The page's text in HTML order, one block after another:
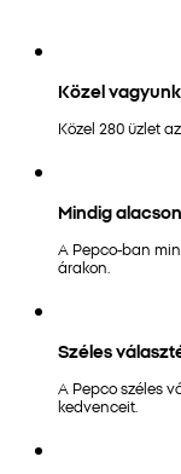
Közel
Közel 280 üzlet
Mindig
A Pepco-ban
árakon.
Széles
A Pepco széles
kedvenceit.